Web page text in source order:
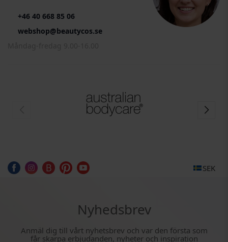
+46 40 668 85 06
webshop@beautycos.se
SEK
Nyhedsbrev
Anmäl dig till vårt nyhetsbrev och var den första som
får skarpa erbjudanden, nyheter och inspiration